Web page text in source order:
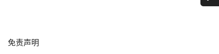
免
免责声明我们的客户支持专家正在等待为您答疑解惑。